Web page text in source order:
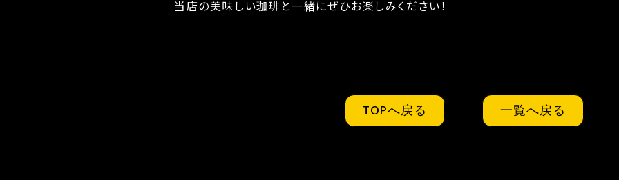
当店の美味しい珈琲と一緒にぜひお楽しみください！
TOPへ戻る 一覧へ戻る